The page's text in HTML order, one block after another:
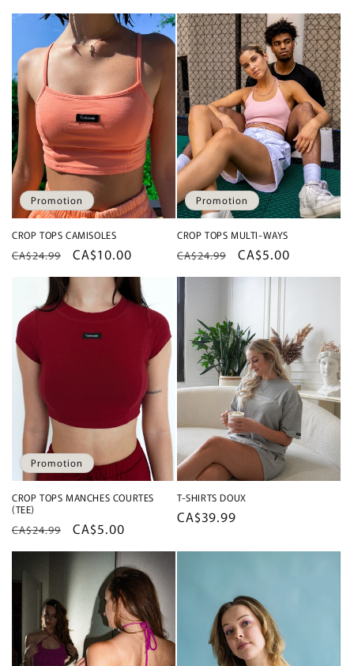
habituel
habituel promotionnel
Promotion
CROP TOPS CAMISOLES
Prix
habituel
CA$24.99
Prix
promotionnel
CA$10.00
Promotion
CROP TOPS MULTI-WAYS
Prix
habituel
CA$24.99
Prix
promotionnel
CA$5.00
Promotion
CROP TOPS MANCHES COURTES
(TEE)
Prix
habituel
CA$24.99
Prix
promotionnel
CA$5.00
T-SHIRTS DOUX
Prix
CA$39.99